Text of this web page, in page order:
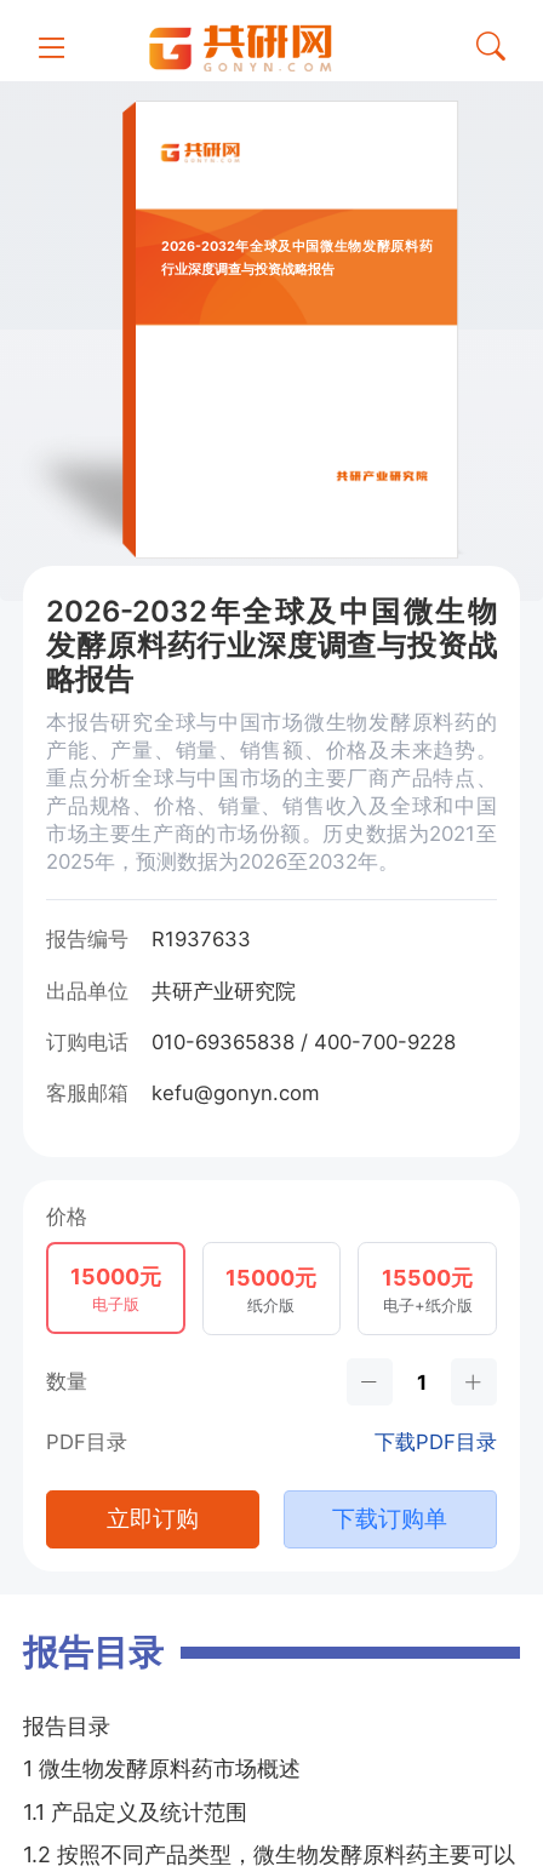
2026-2032年全球及中国微生物发酵原料药
行业深度调查与投资战略报告
2026-2032年全球及中国微生物
发酵原料药行业深度调查与投资战
略报告
本报告研究全球与中国市场微生物发酵原料药的
产能、产量、销量、销售额、价格及未来趋势。
重点分析全球与中国市场的主要厂商产品特点、
产品规格、价格、销量、销售收入及全球和中国
市场主要生产商的市场份额。历史数据为2021至
2025年，预测数据为2026至2032年。
报告编号 R1937633
出品单位 共研产业研究院
订购电话 010-69365838 / 400-700-9228
客服邮箱 kefu@gonyn.com
价格
15000元
电子版
15000元
纸介版
15500元
电子+纸介版
数量
PDF目录 下载PDF目录
立即订购 下载订购单
报告目录
报告目录
1 微生物发酵原料药市场概述
1.1 产品定义及统计范围
1.2 按照不同产品类型，微生物发酵原料药主要可以